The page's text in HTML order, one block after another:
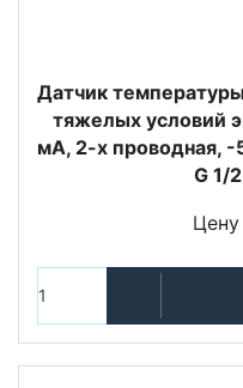
Датчик
тяжелых условий
мА, 2-х проводная,
G 1/
Цену